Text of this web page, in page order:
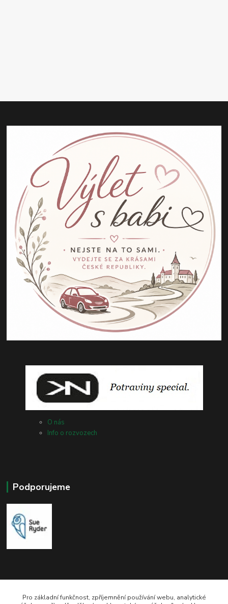
O nás
Info o rozvozech
Podporujeme
Pro základní funkčnost, zpříjemnění používání webu, analytické